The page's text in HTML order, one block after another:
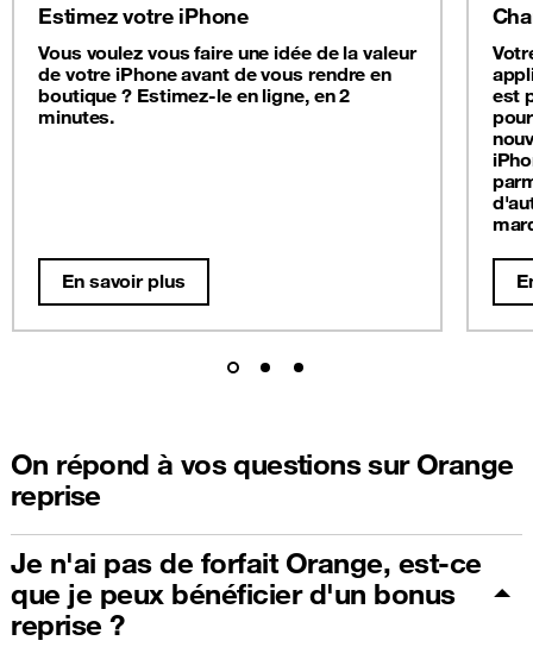
Estimez votre iPhone
Vous voulez vous faire une idée de la valeur
de votre iPhone avant de vous rendre en
boutique ? Estimez-le en ligne, en 2
minutes.
En savoir plus
est
On répond à vos questions sur Orange
reprise
Je n'ai pas de forfait Orange, est-ce
que je peux bénéficier d'un bonus
reprise ?